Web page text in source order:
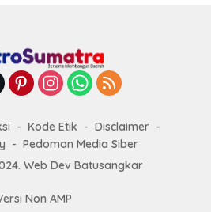
Kode Etik
Disclaimer
Pedoman Media Siber
Web Dev Batusangkar
Non AMP